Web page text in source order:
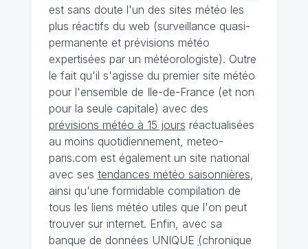
est sans doute l'un des sites météo les
plus réactifs du web (surveillance quasi-
permanente et prévisions météo
expertisées par un météorologiste). Outre
le fait qu'il s'agisse du premier site météo
pour l'ensemble de Ile-de-France (et non
pour la seule capitale) avec des
prévisions météo à 15 jours réactualisées
au moins quotidiennement, meteo-
paris.com est également un site national
avec ses tendances météo saisonnières,
ainsi qu'une formidable compilation de
tous les liens météo utiles que l'on peut
trouver sur internet. Enfin, avec sa
banque de données UNIQUE (chronique